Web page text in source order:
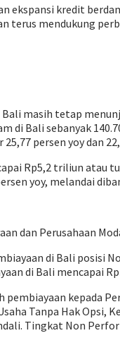
ekspansi kredit
terus mendukung
masih tetap
di Bali sebanyak
persen yoy dan
Rp5,2 triliun atau
yoy, melandai
dan Perusahaan
di Bali posisi
di Bali mencapai
kepada
Tanpa Hak
Tingkat Non